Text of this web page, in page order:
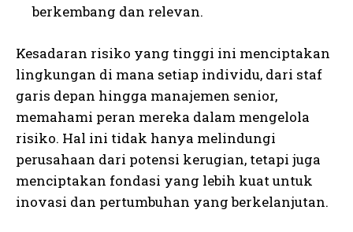
berkembang dan relevan.
Kesadaran risiko yang tinggi ini menciptakan
lingkungan di mana setiap individu, dari staf
garis depan hingga manajemen senior,
memahami peran mereka dalam mengelola
risiko. Hal ini tidak hanya melindungi
perusahaan dari potensi kerugian, tetapi juga
menciptakan fondasi yang lebih kuat untuk
inovasi dan pertumbuhan yang berkelanjutan.